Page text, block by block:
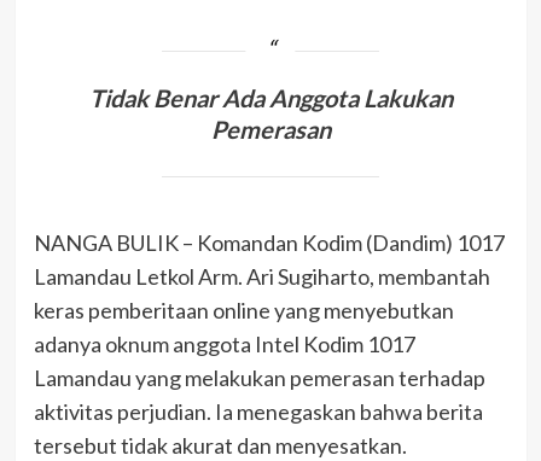
Tidak Benar Ada Anggota Lakukan
Pemerasan
NANGA BULIK – Komandan Kodim (Dandim) 1017
Lamandau Letkol Arm. Ari Sugiharto, membantah
keras pemberitaan online yang menyebutkan
adanya oknum anggota Intel Kodim 1017
Lamandau yang melakukan pemerasan terhadap
aktivitas perjudian. Ia menegaskan bahwa berita
tersebut tidak akurat dan menyesatkan.